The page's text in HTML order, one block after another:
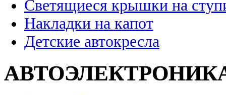
Светящиеся крышки на
Накладки на капот
Детские автокресла